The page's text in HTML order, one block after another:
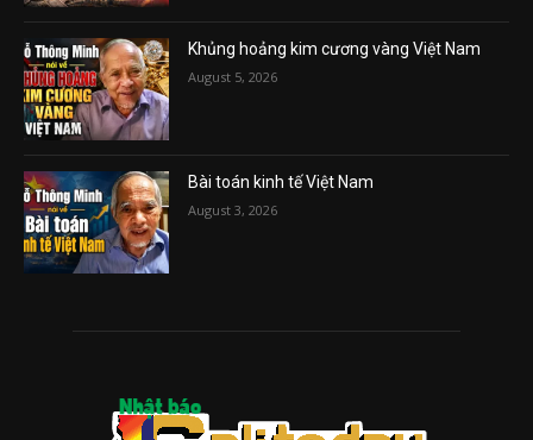
Khủng hoảng kim cương vàng Việt Nam
August 5, 2026
Bài toán kinh tế Việt Nam
August 3, 2026